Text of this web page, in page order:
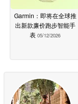
Garmin：即将在全球推
出新款廉价跑步智能手
表 05/12/2026